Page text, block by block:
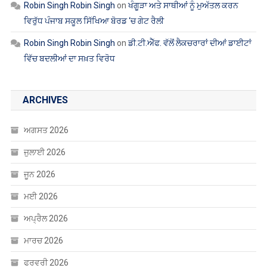
Robin Singh Robin Singh onਖੰਗੂੜਾ ਅਤੇ ਸਾਥੀਆਂ ਨੂੰ ਮੁਅੱਤਲ ਕਰਨ
ਵਿਰੁੱਧ ਪੰਜਾਬ ਸਕੂਲ ਸਿੱਖਿਆ ਬੋਰਡ ‘ਚ ਗੇਟ ਰੈਲੀ
Robin Singh Robin Singh onਡੀ.ਟੀ.ਐੱਫ. ਵੱਲੋਂ ਲੈਕਚਰਾਰਾਂ ਦੀਆਂ ਡਾਈਟਾਂ
ਵਿੱਚ ਬਦਲੀਆਂ ਦਾ ਸਖ਼ਤ ਵਿਰੋਧ
ARCHIVES
ਅਗਸਤ 2026
ਜੁਲਾਈ 2026
ਜੂਨ 2026
ਮਈ 2026
ਅਪ੍ਰੈਲ 2026
ਮਾਰਚ 2026
ਫਰਵਰੀ 2026